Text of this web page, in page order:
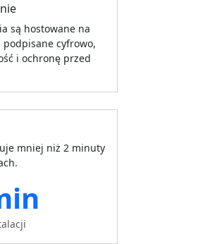
są hostowane na
cyfrowo,
i ochronę przed
mniej niż 2 minuty